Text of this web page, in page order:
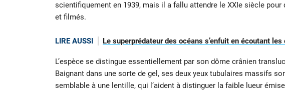
scientifiquement en 1939, mais il a fallu attendre le XXIe siècle
et filmés.
LIRE AUSSI Le superprédateur des océans s’enfuit en écoutant
L’espèce se distingue essentiellement par son dôme crânien
Baignant dans une sorte de gel, ses deux yeux tubulaires massifs
semblable à une lentille, qui l’aident à distinguer la faible lueur